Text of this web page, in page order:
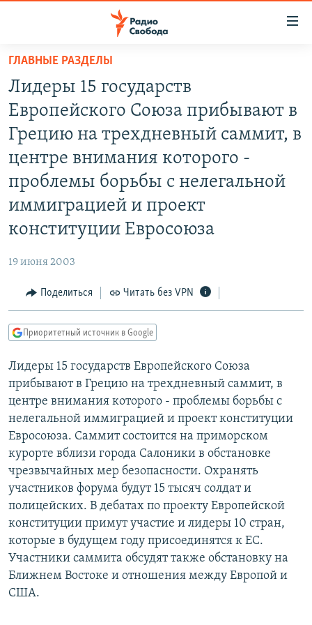
упрощенного
доступа
Вернуться
основному
содержанию
Вернутся
главной
навигации
ПОДКАСТЫ
АВТОРСКИЕ ПРОЕКТЫ
МНЕНИЯ
КУЛЬТУРА
IDEL.РЕАЛИИ
СИБИРЬ.РЕАЛИИ
РАСПИСАНИЕ ВЕЩАНИЯ
СОЦИАЛЬНЫЕ СЕТИ
Все сайты РСЕ/РС
ГЛАВНЫЕ РАЗДЕЛЫ
Лидеры 15 государств
Европейского Союза прибывают в
Грецию на трехдневный саммит, в
центре внимания которого -
проблемы борьбы с нелегальной
иммиграцией и проект
конституции Евросоюза
19 июня 2003
Поделиться Читать без VPN
Приоритетный источник в Google
Лидеры 15 государств Европейского Союза
прибывают в Грецию на трехдневный саммит, в
центре внимания которого - проблемы борьбы с
нелегальной иммиграцией и проект конституции
Евросоюза. Саммит состоится на приморском
курорте вблизи города Салоники в обстановке
чрезвычайных мер безопасности. Охранять
участников форума будут 15 тысяч солдат и
полицейских. В дебатах по проекту Европейской
конституции примут участие и лидеры 10 стран,
которые в будущем году присоединятся к ЕС.
Участники саммита обсудят также обстановку на
Ближнем Востоке и отношения между Европой и
США.